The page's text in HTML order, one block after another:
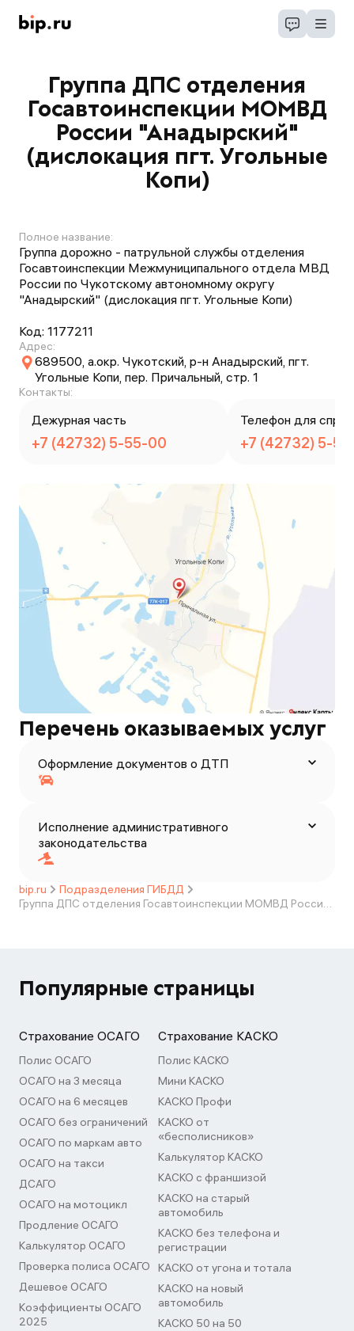
Группа ДПС отделения
Госавтоинспекции МОМВД
России "Анадырский"
(дислокация пгт. Угольные
Копи)
Полное название:
Группа дорожно - патрульной службы отделения
Госавтоинспекции Межмуниципального отдела МВД
России по Чукотскому автономному округу
"Анадырский" (дислокация пгт. Угольные Копи)
Код: 1177211
Адрес:
689500, а.окр. Чукотский, р-н Анадырский, пгт.
Угольные Копи, пер. Причальный, стр. 1
Контакты:
Дежурная часть
+7 (42732) 5-55-00
Телефон для
+7 (42732) 5-
Перечень оказываемых услуг
Оформление документов о ДТП
Исполнение административного
законодательства
bip.ru
Подразделения ГИБДД
Группа ДПС отделения Госавтоинспекции МОМВД России "Анадырский" (дислокация пгт. Угольные Копи)
Популярные страницы
Страхование ОСАГО
Полис ОСАГО
ОСАГО на 3 месяца
ОСАГО на 6 месяцев
ОСАГО без ограничений
ОСАГО по маркам авто
ОСАГО на такси
ДСАГО
ОСАГО на мотоцикл
Продление ОСАГО
Калькулятор ОСАГО
Проверка полиса ОСАГО
Дешевое ОСАГО
Коэффициенты ОСАГО
2025
Страхование КАСКО
Полис КАСКО
Мини КАСКО
КАСКО Профи
КАСКО от
«бесполисников»
Калькулятор КАСКО
КАСКО с франшизой
КАСКО на старый
автомобиль
КАСКО без телефона и
регистрации
КАСКО от угона и тотала
КАСКО на новый
автомобиль
КАСКО 50 на 50